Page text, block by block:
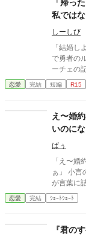
「帰っ
私では
しーしび
「結婚しよう」 アリーチェにそう約束し
で勇者の
ーチェの
会いたく
そこでは
恋愛 完結 短編 R15
え〜婚
いのに
ばぅ
「え〜婚
ぁ」 小言
が言葉に
た。 「そうだな、だからお前は未だに婚約相手が決まらないんだ
ろうな！」 悪気ゼロ(?)の大声正論パンチで、幼馴染をバッサリ撃
と痛快ラ
恋愛 完結 ｼｮｰﾄｼｮｰﾄ
『君の